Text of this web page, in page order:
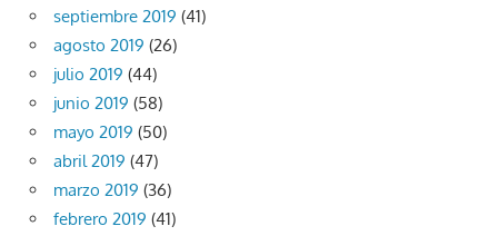
septiembre 2019 (41)
agosto 2019 (26)
julio 2019 (44)
junio 2019 (58)
mayo 2019 (50)
abril 2019 (47)
marzo 2019 (36)
febrero 2019 (41)